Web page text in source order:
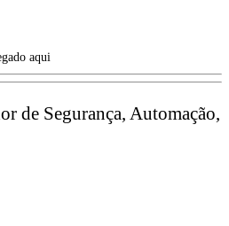
aqui
de Segurança, Automação,